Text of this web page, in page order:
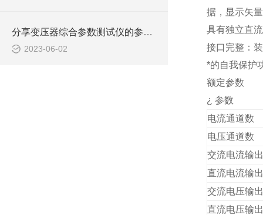
分享变压器综合参数测试仪的参数输入技巧
2023-06-02
据，显示矢
具有独立直
接口完整：
*的自我保护
额定参数
¿ 参数
电流通道数
电压通道数
交流电流输
直流电流输
交流电压输
直流电压输